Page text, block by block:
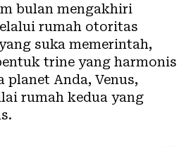
bulan mengakhiri
rumah otoritas
suka memerintah,
trine yang harmonis
planet Anda, Venus,
rumah kedua yang